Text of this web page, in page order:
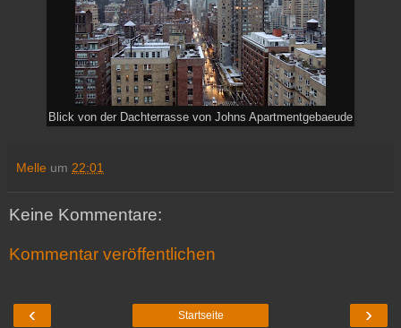
Blick von der Dachterrasse von Johns Apartmentgebaeude
Melle um 22:01
Keine Kommentare:
Kommentar veröffentlichen
‹ ›
Startseite